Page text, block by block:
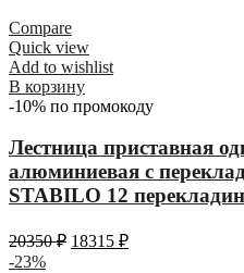
Compare
Quick view
Add to wishlist
В корзину
-10% по промокоду
Лестница приставная
алюминиевая с
STABILO 12
20350₽ 18315 ₽
-23%